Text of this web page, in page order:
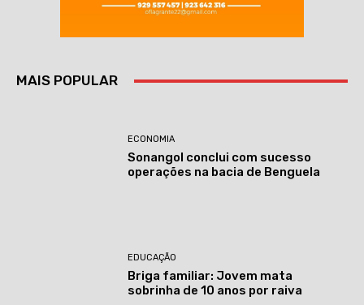
MAIS POPULAR
ECONOMIA
Sonangol conclui com sucesso
operações na bacia de Benguela
EDUCAÇÃO
Briga familiar: Jovem mata
sobrinha de 10 anos por raiva